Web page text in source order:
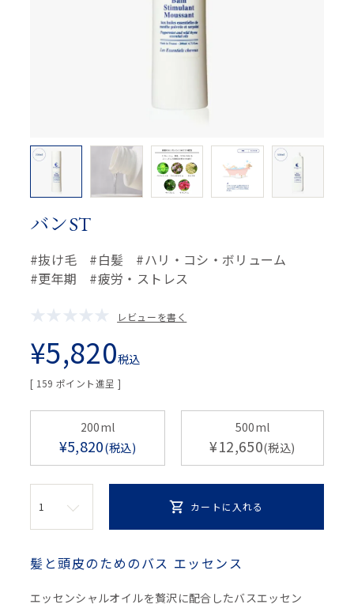
バンST
抜け毛 白髪
ハリ・コシ・ボリューム
更年期
疲労・ストレス
レビューを書く
¥5,820税込
[ 159 ポイント進呈 ]
200ml
¥5,820 税込
500ml
¥12,650 税込
カートに入れる
髪と頭皮のためのバス エッセンス
エッセンシャルオイルを贅沢に配合したバスエッセン